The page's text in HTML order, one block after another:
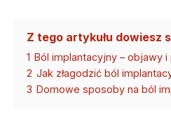
Z tego artykułu dowiesz
1 Ból implantacyjny – objawy
2 Jak złagodzić ból
3 Domowe sposoby na ból